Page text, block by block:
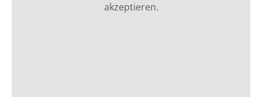
akzeptieren.